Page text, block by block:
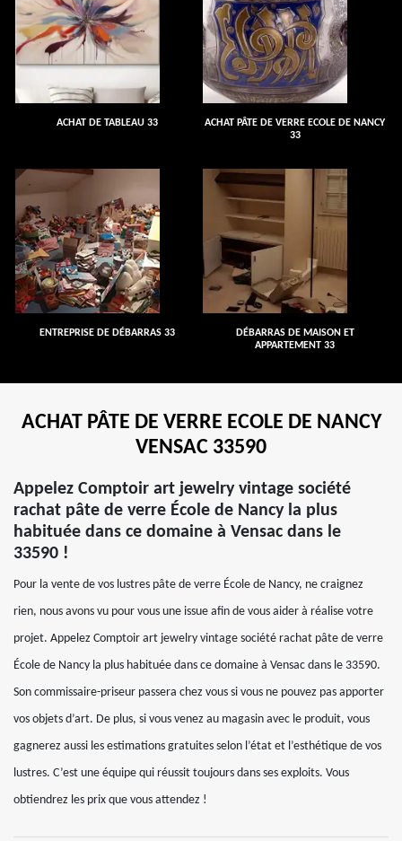
ACHAT DE TABLEAU 33
ACHAT PÂTE DE VERRE ECOLE DE NANCY
33
ENTREPRISE DE DÉBARRAS 33
DÉBARRAS DE MAISON ET
APPARTEMENT 33
ACHAT PÂTE DE VERRE ECOLE DE NANCY
VENSAC 33590
Appelez Comptoir art jewelry vintage société
rachat pâte de verre École de Nancy la plus
habituée dans ce domaine à Vensac dans le
33590 !
Pour la vente de vos lustres pâte de verre École de Nancy, ne craignez
rien, nous avons vu pour vous une issue afin de vous aider à réalise votre
projet. Appelez Comptoir art jewelry vintage société rachat pâte de verre
École de Nancy la plus habituée dans ce domaine à Vensac dans le 33590.
Son commissaire-priseur passera chez vous si vous ne pouvez pas apporter
vos objets d’art. De plus, si vous venez au magasin avec le produit, vous
gagnerez aussi les estimations gratuites selon l’état et l’esthétique de vos
lustres. C’est une équipe qui réussit toujours dans ses exploits. Vous
obtiendrez les prix que vous attendez !